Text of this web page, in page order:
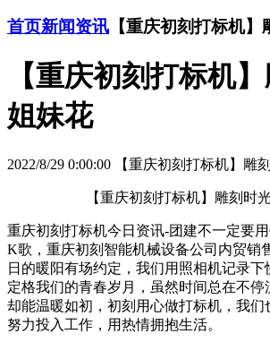
首页新闻资讯 【重庆初刻打标机
【重庆初刻打标机
姐妹花
2022/8/29 0:00:00 【重庆初刻打标机】雕
【重庆初刻打标机】雕刻时
重庆初刻打标机今日资讯-团建不一定要
K歌，重庆初刻智能机械设备公司内贸销
日的暖阳有场约定，我们用照相机记录
定格我们的青春岁月，虽然时间总在不
却能温暖如初，初刻用心做打标机，我们
努力投入工作，用热情拥抱生活。